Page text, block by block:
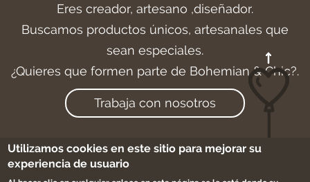
Eres creador, artesano ,diseñador.
Buscamos productos únicos, artesanales que
sean especiales.
¿Quieres que formen parte de Bohemian & Chic?.
Trabaja con nosotros
Aviso legal-Cookies
Utilizamos cookies en este sitio para mejorar su
experiencia de usuario